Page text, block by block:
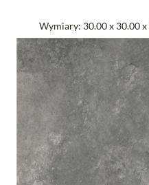
Wymiary: 30.00 x 30.00 x